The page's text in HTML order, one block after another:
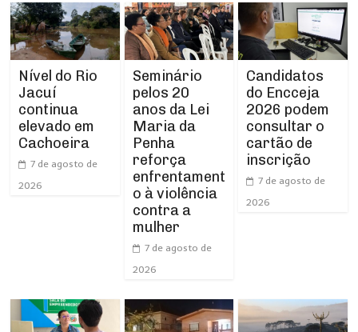
Nível do Rio
Jacuí
continua
elevado em
Cachoeira
7 de agosto de
2026
Seminário
pelos 20
anos da Lei
Maria da
Penha
reforça
enfrentament
o à violência
contra a
mulher
7 de agosto de
2026
Candidatos
do Encceja
2026 podem
consultar o
cartão de
inscrição
7 de agosto de
2026